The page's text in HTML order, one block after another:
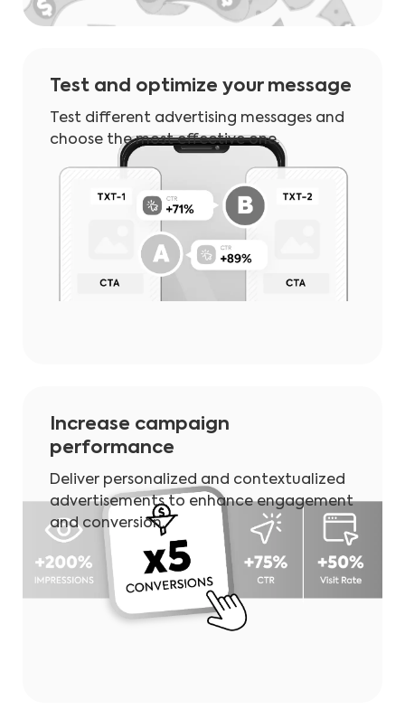
Test and optimize your message
Test different advertising messages and
choose the most effective one.
Increase campaign
performance
Deliver personalized and contextualized
advertisements to enhance engagement
and conversion.